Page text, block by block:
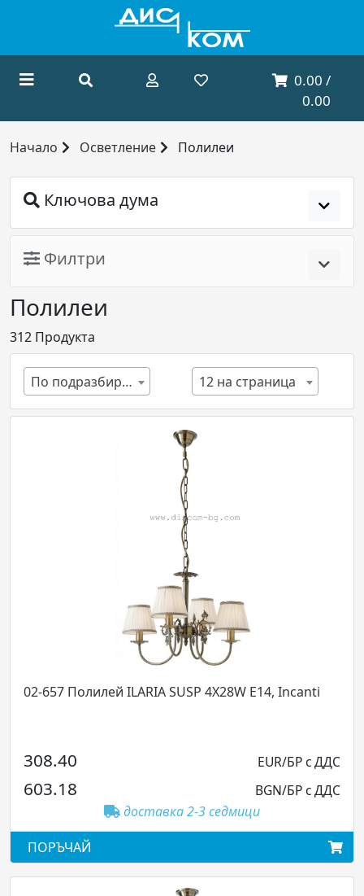
0.00 /
0.00
Начало Осветление Полилеи
Ключова дума
Филтри
Полилеи
312 Продукта
По подразбиране 12 на страница
02-657 Полилей ILARIA SUSP 4X28W E14, Incanti
308.40 EUR/БР с ДДС
603.18
BGN/БР с ДДС
доставка 2-3 седмици
ПОРЪЧАЙ